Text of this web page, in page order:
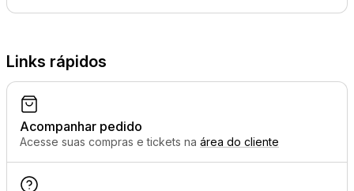
Links rápidos
Acompanhar pedido
Acesse suas compras e tickets na área do cliente